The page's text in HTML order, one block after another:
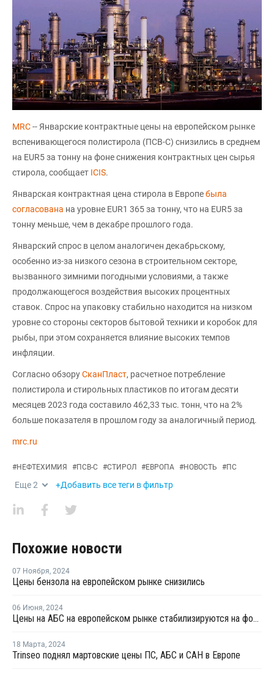
MRC-- Январские контрактные цены на европейском рынке
вспенивающегося полистирола (ПСВ-С) снизились в среднем
на EUR5 за тонну на фоне снижения контрактных цен сырья
стирола, сообщает ICIS.
Январская контрактная цена стирола в Европебыла
согласована на уровне EUR1 365 за тонну, что на EUR5 за
тонну меньше, чем в декабре прошлого года.
Январский спрос в целом аналогичен декабрьскому,
особенно из-за низкого сезона в строительном секторе,
вызванного зимними погодными условиями, а также
продолжающегося воздействия высоких процентных
ставок. Спрос на упаковку стабильно находится на низком
уровне со стороны секторов бытовой техники и коробок для
рыбы, при этом сохраняется влияние высоких темпов
инфляции.
Согласно обзоруСканПласт, расчетное потребление
полистирола и стирольных пластиков по итогам десяти
месяцев 2023 года составило 462,33 тыс. тонн, что на 2%
больше показателя в прошлом году за аналогичный период.
mrc.ru
#НЕФТЕХИМИЯ #ПСВ-С #СТИРОЛ #ЕВРОПА #НОВОСТЬ #ПС
Еще2 +Добавить все теги в фильтр
Похожие новости
07 Ноября, 2024
Цены бензола на европейском рынке снизились
06 Июня, 2024
Цены на АБС на европейском рынке стабилизируются на фоне проблем производства
18 Марта, 2024
Trinseo поднял мартовские цены ПС, АБС и САН в Европе